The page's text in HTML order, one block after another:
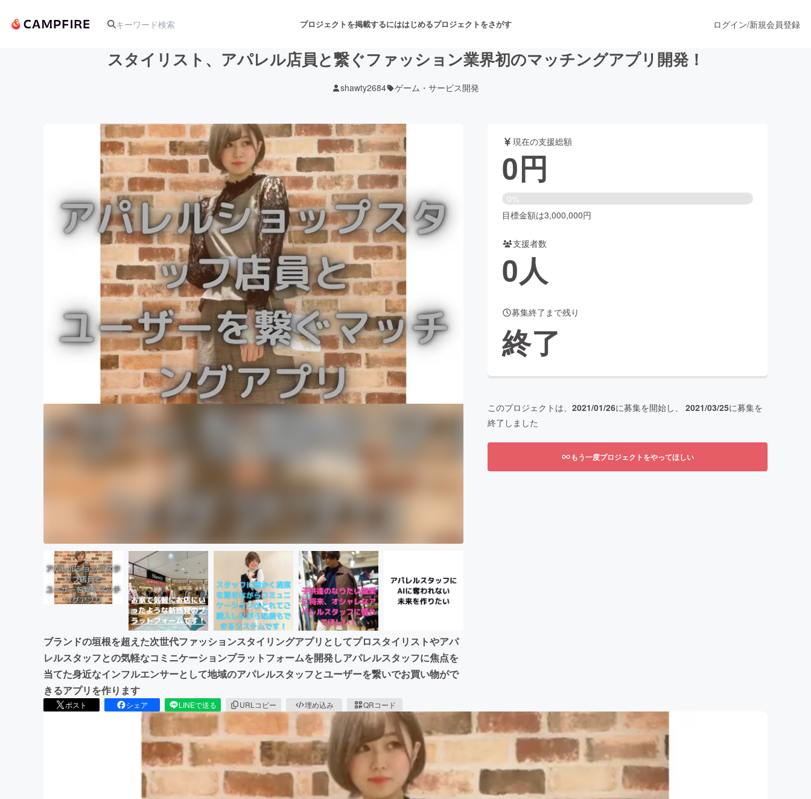
プロジェクトを掲載するにははじめるプロジェクトをさがす
アート・写真 舞台・パフォーマンス
テクノロジー・ガジェット ゲーム・サービス開発
映像・映画 書籍・雑誌出版 アニメ・漫画
ビジネス・起業 チャレンジ ビューティー・ヘルスケア
まちづくり・地域活性化
CAMPFIRE for Social GoodCAMPFIRE Creation
CAMPFIREふるさと納税 machi-yaコミュニティ
ログイン/新規会員登録
スタイリスト、アパレル店員と繋ぐファッション業界初のマッチングアプリ開発！
shawty2684 ゲーム・サービス開発
ブランドの垣根を超えた次世代ファッションスタイリングアプリとしてプロスタイリストやアパ
レルスタッフとの気軽なコミニケーションプラットフォームを開発しアパレルスタッフに焦点を
当てた身近なインフルエンサーとして地域のアパレルスタッフとユーザーを繋いでお買い物がで
きるアプリを作ります
ポスト シェア LINEで送る URLコピー 埋め込み QRコード
現在の支援総額
0円
0%
目標金額は3,000,000円
支援者数
0人
募集終了まで残り
終了
このプロジェクトは、 2021/01/26に募集を開始し、 2021/03/25に募集を
終了しました
もう一度プロジェクトをやってほしい